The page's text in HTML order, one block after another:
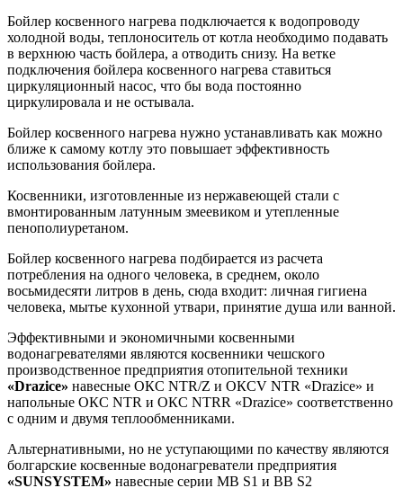
Бойлер косвенного нагрева подключается к водопроводу
холодной воды, теплоноситель от котла необходимо подавать
в верхнюю часть бойлера, а отводить снизу. На ветке
подключения бойлера косвенного нагрева ставиться
циркуляционный насос, что бы вода постоянно
циркулировала и не остывала.
Бойлер косвенного нагрева нужно устанавливать как можно
ближе к самому котлу это повышает эффективность
использования бойлера.
Косвенники, изготовленные из нержавеющей стали с
вмонтированным латунным змеевиком и утепленные
пенополиуретаном.
Бойлер косвенного нагрева подбирается из расчета
потребления на одного человека, в среднем, около
восьмидесяти литров в день, сюда входит: личная гигиена
человека, мытье кухонной утвари, принятие душа или ванной.
Эффективными и экономичными косвенными
водонагревателями являются косвенники чешского
производственное предприятия отопительной техники
«Drazice» навесные ОКС NTR/Z и ОКСV NTR «Drazice» и
напольные ОКС NTR и ОКС NTRR «Drazice» соответственно
с одним и двумя теплообменниками.
Альтернативными, но не уступающими по качеству являются
болгарские косвенные водонагреватели предприятия
«SUNSYSTEM» навесные серии МВ S1 и ВВ S2